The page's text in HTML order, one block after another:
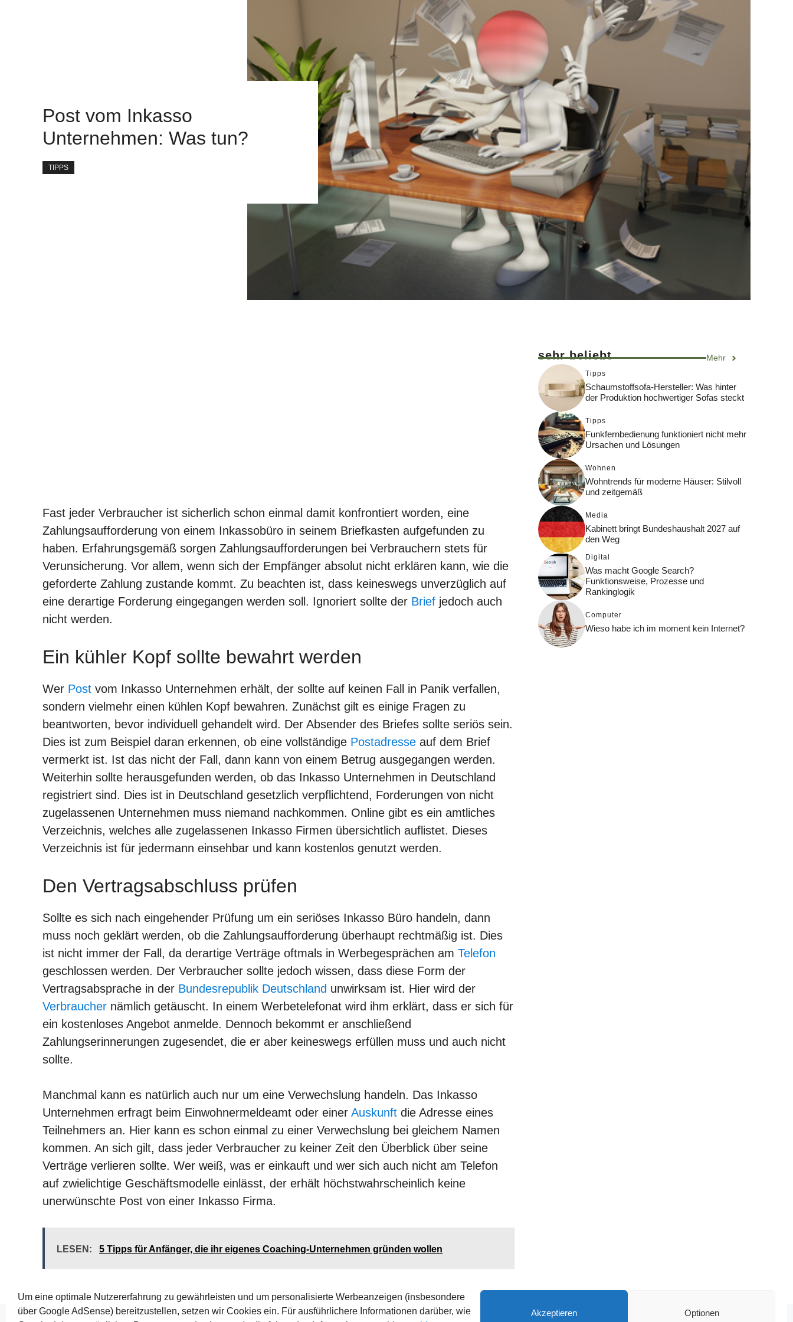
Um eine optimale Nutzererfahrung zu gewährleisten und um personalisierte Werbeanzeigen (insbesondere
über Google AdSense) bereitzustellen, setzen wir Cookies ein. Für ausführlichere Informationen darüber, wie
Akzeptieren Optionen
Post vom Inkasso
Unternehmen: Was tun?
TIPPS
Fast jeder Verbraucher ist sicherlich schon einmal damit konfrontiert worden, eine
Zahlungsaufforderung von einem Inkassobüro in seinem Briefkasten aufgefunden zu
haben. Erfahrungsgemäß sorgen Zahlungsaufforderungen bei Verbrauchern stets für
Verunsicherung. Vor allem, wenn sich der Empfänger absolut nicht erklären kann, wie die
geforderte Zahlung zustande kommt. Zu beachten ist, dass keineswegs unverzüglich auf
eine derartige Forderung eingegangen werden soll. Ignoriert sollte der Brief jedoch auch
nicht werden.
Ein kühler Kopf sollte bewahrt werden
Wer Post vom Inkasso Unternehmen erhält, der sollte auf keinen Fall in Panik verfallen,
sondern vielmehr einen kühlen Kopf bewahren. Zunächst gilt es einige Fragen zu
beantworten, bevor individuell gehandelt wird. Der Absender des Briefes sollte seriös sein.
Dies ist zum Beispiel daran erkennen, ob eine vollständige Postadresse auf dem Brief
vermerkt ist. Ist das nicht der Fall, dann kann von einem Betrug ausgegangen werden.
Weiterhin sollte herausgefunden werden, ob das Inkasso Unternehmen in Deutschland
registriert sind. Dies ist in Deutschland gesetzlich verpflichtend, Forderungen von nicht
zugelassenen Unternehmen muss niemand nachkommen. Online gibt es ein amtliches
Verzeichnis, welches alle zugelassenen Inkasso Firmen übersichtlich auflistet. Dieses
Verzeichnis ist für jedermann einsehbar und kann kostenlos genutzt werden.
Den Vertragsabschluss prüfen
Sollte es sich nach eingehender Prüfung um ein seriöses Inkasso Büro handeln, dann
muss noch geklärt werden, ob die Zahlungsaufforderung überhaupt rechtmäßig ist. Dies
ist nicht immer der Fall, da derartige Verträge oftmals in Werbegesprächen am Telefon
geschlossen werden. Der Verbraucher sollte jedoch wissen, dass diese Form der
Vertragsabsprache in der Bundesrepublik Deutschland unwirksam ist. Hier wird der
Verbraucher nämlich getäuscht. In einem Werbetelefonat wird ihm erklärt, dass er sich für
ein kostenloses Angebot anmelde. Dennoch bekommt er anschließend
Zahlungserinnerungen zugesendet, die er aber keineswegs erfüllen muss und auch nicht
sollte.
Manchmal kann es natürlich auch nur um eine Verwechslung handeln. Das Inkasso
Unternehmen erfragt beim Einwohnermeldeamt oder einer Auskunft die Adresse eines
Teilnehmers an. Hier kann es schon einmal zu einer Verwechslung bei gleichem Namen
kommen. An sich gilt, dass jeder Verbraucher zu keiner Zeit den Überblick über seine
Verträge verlieren sollte. Wer weiß, was er einkauft und wer sich auch nicht am Telefon
auf zwielichtige Geschäftsmodelle einlässt, der erhält höchstwahrscheinlich keine
unerwünschte Post von einer Inkasso Firma.
LESEN: 5 Tipps für Anfänger, die ihr eigenes Coaching-Unternehmen gründen wollen
sehr beliebt Mehr
Tipps
Schaumstoffsofa-Hersteller: Was hinter
der Produktion hochwertiger Sofas steckt
Tipps
Funkfernbedienung funktioniert nicht mehr
Ursachen und Lösungen
Wohnen
Wohntrends für moderne Häuser: Stilvoll
und zeitgemäß
Media
Kabinett bringt Bundeshaushalt 2027 auf
den Weg
Digital
Was macht Google Search?
Funktionsweise, Prozesse und
Rankinglogik
Computer
Wieso habe ich im moment kein Internet?